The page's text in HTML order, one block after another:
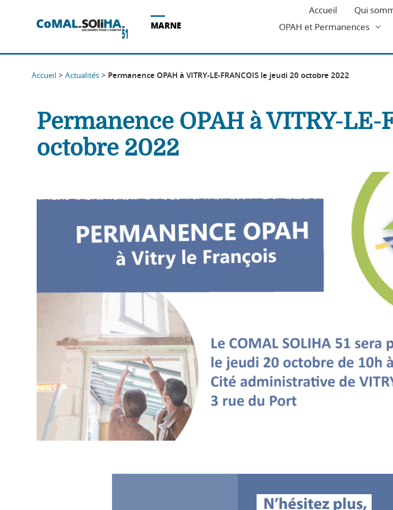
MARNE
Accueil Qui
OPAH et Permanences
Accueil > Actualités > Permanence OPAH à VITRY-LE-FRANCOIS le jeudi 20 octobre 2022
Permanence OPAH à VITRY-
octobre 2022